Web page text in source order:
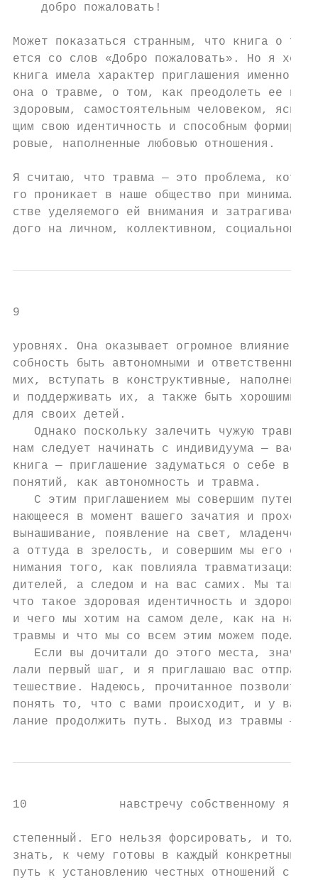
    добро пожаловать!
Может показаться странным, что книга о
ется со слов «Добро пожаловать». Но я
книга имела характер приглашения именно
она о травме, о том, как преодолеть ее
здоровым, самостоятельным человеком, ясно
щим свою идентичность и способным
ровые, наполненные любовью отношения.
Я считаю, что травма — это проблема,
го проникает в наше общество при
стве уделяемого ей внимания и затрагивает
дого на личном, коллективном, социальном и
9
уровнях. Она оказывает огромное влияние
собность быть автономными и
мих, вступать в конструктивные,
и поддерживать их, а также быть хорошими
для своих детей.
Однако поскольку залечить чужую травму
нам следует начинать с индивидуума — вас
книга — приглашение задуматься о себе в
понятий, как автономность и травма.
С этим приглашением мы совершим
нающееся в момент вашего зачатия и
вынашивание, появление на свет,
а оттуда в зрелость, и совершим мы его с
нимания того, как повлияла травматизация
дителей, а следом и на вас самих. Мы также
что такое здоровая идентичность и
и чего мы хотим на самом деле, как на нас
травмы и что мы со всем этим можем
Если вы дочитали до этого места,
лали первый шаг, и я приглашаю вас
тешествие. Надеюсь, прочитанное позволит
понять то, что с вами происходит, и у вас
лание продолжить путь. Выход из травмы —
10             навстречу собственному я
степенный. Его нельзя форсировать, и
знать, к чему готовы в каждый конкретный
путь к установлению честных отношений с